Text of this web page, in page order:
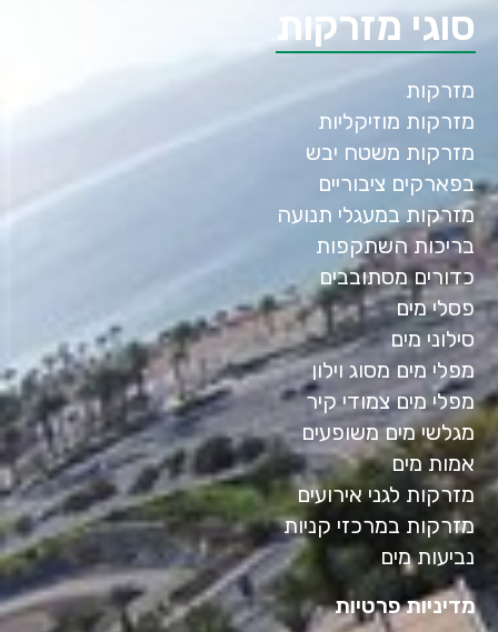
סוגי מזרקות
מזרקות
מזרקות מוזיקליות
מזרקות משטח יבש
בפארקים ציבוריים
מזרקות במעגלי תנועה
בריכות השתקפות
כדורים מסתובבים
פסלי מים
סילוני מים
מפלי מים מסוג וילון
מפלי מים צמודי קיר
מגלשי מים משופעים
אמות מים
מזרקות לגני אירועים
מזרקות במרכזי קניות
נביעות מים
מדיניות פרטיות